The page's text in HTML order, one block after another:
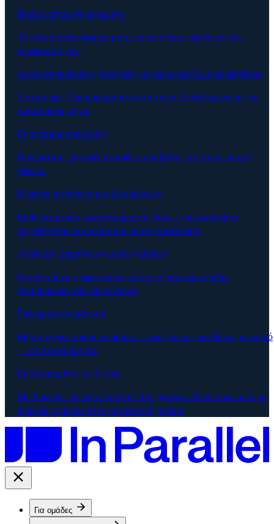
Πλάνο πάντα ενημερωμένο
Το πλάνο ξαναγράφεται μόνο του από όσα ειπώθηκαν και
αποφασίστηκαν.
Αυτοματοποιημένες αναφορές και επικοινωνία με stakeholders
Ένα prompt. Προσαρμοσμένο στο κοινό. Συνδεδεμένο με τις
συναντήσεις-πηγή.
Εντοπισμός απόκλισης
Η απόκλιση εμφανίζεται καθώς συμβαίνει, όχι στο επόμενο
steerco.
Κλείστε τον κύκλο των δεσμεύσεων
Κάθε δέσμευση καταγεγραμμένη. Όσες έχουν κολλήσει
εμφανίζονται πριν από την επόμενη συνάντηση.
Ανάδειξη εξαρτήσεων μεταξύ ομάδων
Οι εξαρτήσεις εμφανίζονται τη στιγμή που δύο ομάδες
επισημαίνουν τον ίδιο κίνδυνο.
Γρήγορη ενσωμάτωση
Μήνες οργανωτικού πλαισίου — αποφάσεις, υπεύθυνοι, ιστορικό
— σε δευτερόλεπτα.
Ευθυγραμμίστε το AI σας
MCP-native επίπεδο πλαισίου. Τα εργαλεία AI αντλούν από μια
διαρκώς ενημερωμένη οργανωτική μνήμη.
Για ομάδες